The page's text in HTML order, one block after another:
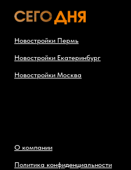
Новостройки Пермь
Новостройки Екатеринбург
Новостройки Москва
О компании
Политика конфиденциальности